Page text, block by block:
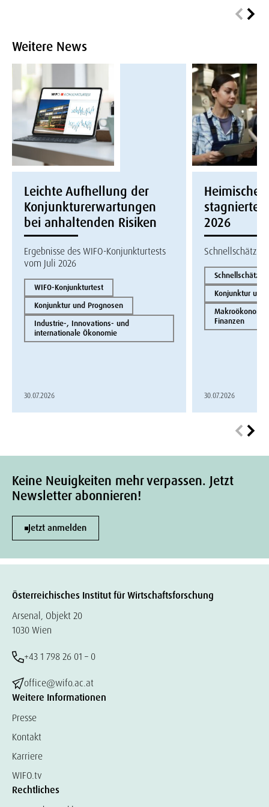
Weitere News
Leichte Aufhellung der
Konjunkturerwartungen
bei anhaltenden Risiken
Ergebnisse des WIFO-Konjunkturtests
vom Juli 2026
WIFO-Konjunkturtest
Konjunktur und Prognosen
Industrie-, Innovations- und
internationale Ökonomie
30.07.2026
Heimische
stagnierte
2026
Konjunktur und
Finanzen
30.07.2026
Keine Neuigkeiten mehr verpassen. Jetzt
Newsletter abonnieren!
Jetzt anmelden
Österreichisches Institut für Wirtschaftsforschung
Arsenal, Objekt 20
1030 Wien
+43 1 798 26 01 – 0
office@wifo.ac.at
Weitere Informationen
Presse
Kontakt
Karriere
WIFO.tv
Rechtliches